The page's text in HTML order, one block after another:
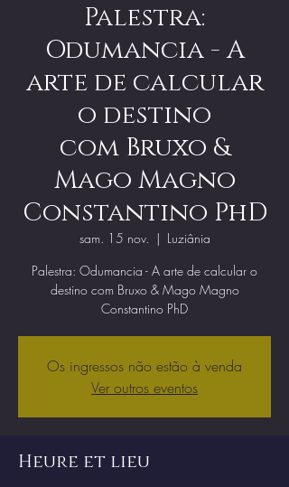
Palestra:
Odumancia - A
arte de calcular
o destino
com Bruxo &
Mago Magno
Constantino PhD
sam. 15 nov.
  |
Luziânia
Palestra: Odumancia - A arte de calcular o
destino com Bruxo & Mago Magno
Constantino PhD
Os ingressos não estão à venda
Ver outros eventos
Heure et lieu